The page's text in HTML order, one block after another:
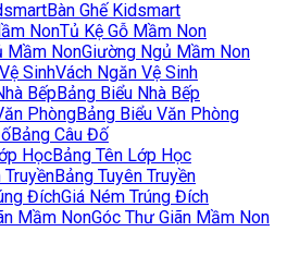
Bàn Ghế Kidsmart
Tủ Kệ Gỗ Mầm Non
Giường Ngủ Mầm Non
Vách Ngăn Vệ Sinh
Bảng Biểu Nhà Bếp
Bảng Biểu Văn Phòng
Bảng Câu Đố
Bảng Tên Lớp Học
Bảng Tuyên Truyền
Giá Ném Trúng Đích
Góc Thư Giãn Mầm Non